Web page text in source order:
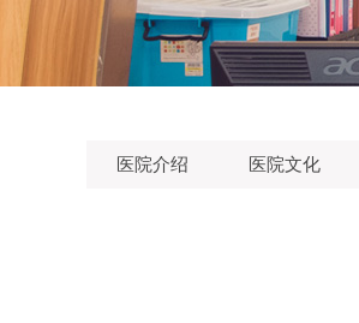
医院介绍 医院文化